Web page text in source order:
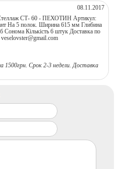
08.11.2017
СТ- 60 - ПЕХОТИН Артикул:
На 5 полок. Ширина 615 мм Глибина
Кількість 6 штук Доставка по
1500грн. Срок 2-3 недели. Доставка